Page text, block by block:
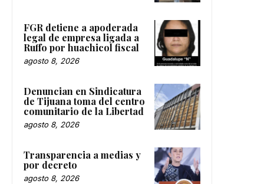
FGR detiene a apoderada
legal de empresa ligada a
Ruffo por huachicol fiscal
agosto 8, 2026
Denuncian en Sindicatura
de Tijuana toma del centro
comunitario de la Libertad
agosto 8, 2026
Transparencia a medias y
por decreto
agosto 8, 2026